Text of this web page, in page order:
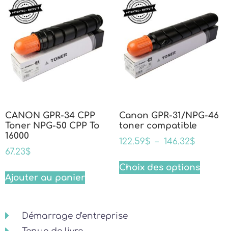
CANON GPR-34 CPP
Toner NPG-50 CPP To
16000
67.23$
Ajouter au panier
Canon GPR-31/NPG-46
toner compatible
122.59$ – 146.32$
Choix des options
Démarrage d'entreprise